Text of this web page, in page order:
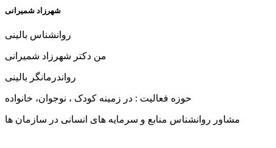
شهرزاد شمیرانی
روانشناس بالینی
من دکتر شهرزاد شمیرانی
رواندرمانگر بالینی
حوزه فعالیت : در زمینه کودک ، نوجوان، خانواده
مشاور روانشناس منابع و سرمایه های انسانی در سازمان ها